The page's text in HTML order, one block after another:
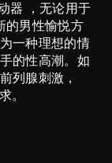
器 ，无论用于
的男性愉悦方
一种理想的情
的性高潮。如
列腺刺激，
。